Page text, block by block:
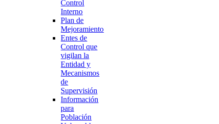
Control
Interno
Plan de
Mejoramiento
Entes de
Control que
vigilan la
Entidad y
Mecanismos
de
Supervisión
Información
para
Población